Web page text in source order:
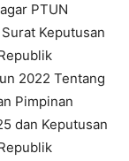
PTUN
Keputusan
2022 Tentang
Pimpinan
dan Keputusan